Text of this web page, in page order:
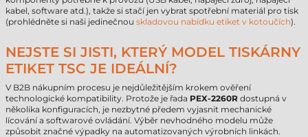
kabel, software atd.), takže si stačí jen vybrat spotřební materiál pro tisk
(prohlédněte si naši jedinečnou skladovou nabídku etiket v kotoučích).
NEJSTE SI JISTI, KTERÝ MODEL TISKÁRNY
ETIKET TSC JE IDEÁLNÍ?
V B2B nákupním procesu je nejdůležitějším krokem ověření
technologické kompatibility. Protože je řada PEX-2260R dostupná v
několika konfiguracích, je nezbytné předem vyjasnit mechanické
lícování a softwarové ovládání. Výběr nevhodného modelu může
způsobit značné výpadky na automatizovaných výrobních linkách.